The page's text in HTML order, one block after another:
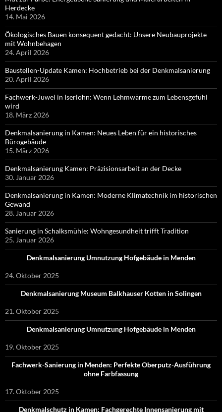
Herdecke
14. Mai 2026
Ökologisches Bauen konsequent gedacht: Unsere Neubauprojekte
mit Wohnbehagen
24. April 2026
Baustellen-Update Kamen: Hochbetrieb bei der Denkmalsanierung
20. April 2026
Fachwerk-Juwel in Iserlohn: Wenn Lehmwärme zum Lebensgefühl
wird
18. März 2026
Denkmalsanierung in Kamen: Neues Leben für ein historisches
Bürogebäude
15. März 2026
Denkmalsanierung Kamen: Präzisionsarbeit an der Decke
30. Januar 2026
Denkmalsanierung in Kamen: Moderne Klimatechnik im historischen
Gewand
28. Januar 2026
Sanierung in Schalksmühle: Wohngesundheit trifft Tradition
25. Januar 2026
Denkmalsanierung Umnutzung Hofgebäude in Menden
24. Oktober 2025
Denkmalsanierung Museum Balkhauser Kotten in Solingen
21. Oktober 2025
Denkmalsanierung Umnutzung Hofgebäude in Menden
19. Oktober 2025
Fachwerk-Sanierung in Menden: Perfekte Oberputz-Ausführung
ohne Farbfassung
17. Oktober 2025
Denkmalschutz in Kamen: Fachgerechte Innensanierung mit